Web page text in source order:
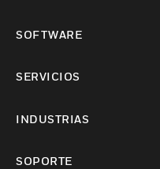
SOFTWARE
SERVICIOS
INDUSTRIAS
SOPORTE